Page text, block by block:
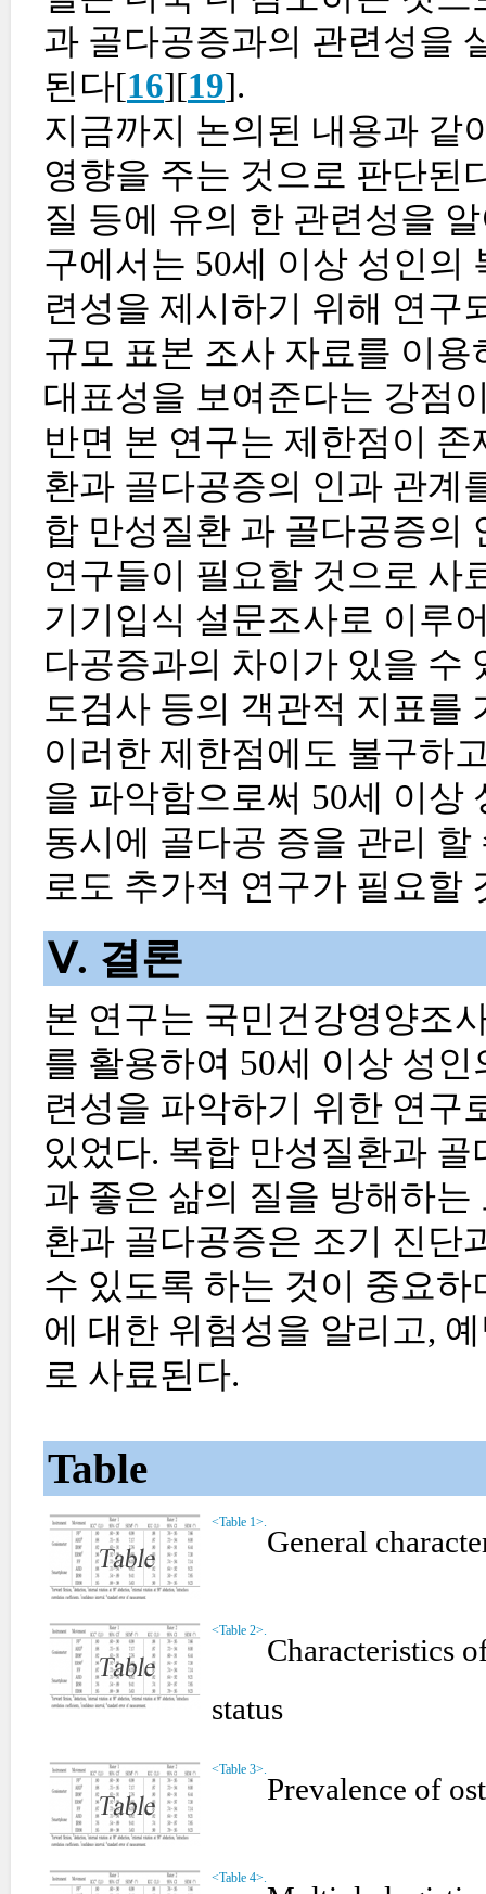
과 골다공증과의 관련성을
된다[16][19].
지금까지 논의된 내용과 같
영향을 주는 것으로 판단된
질 등에 유의 한 관련성을
구에서는 50세 이상 성인의
련성을 제시하기 위해 연구
규모 표본 조사 자료를 이
대표성을 보여준다는 강점
반면 본 연구는 제한점이
환과 골다공증의 인과 관계
합 만성질환 과 골다공증의
연구들이 필요할 것으로 사
기기입식 설문조사로 이루
다공증과의 차이가 있을 수
도검사 등의 객관적 지표를
이러한 제한점에도 불구하
을 파악함으로써 50세 이상
동시에 골다공 증을 관리
로도 추가적 연구가 필요할
Ⅴ. 결론
본 연구는 국민건강영양조
를 활용하여 50세 이상 성
련성을 파악하기 위한 연구
있었다. 복합 만성질환과
과 좋은 삶의 질을 방해하
환과 골다공증은 조기 진단
수 있도록 하는 것이 중요
에 대한 위험성을 알리고,
로 사료된다.
Table
<Table 1>.
General
<Table 2>.
Characteristics
status
<Table 3>.
Prevalence of
<Table 4>.